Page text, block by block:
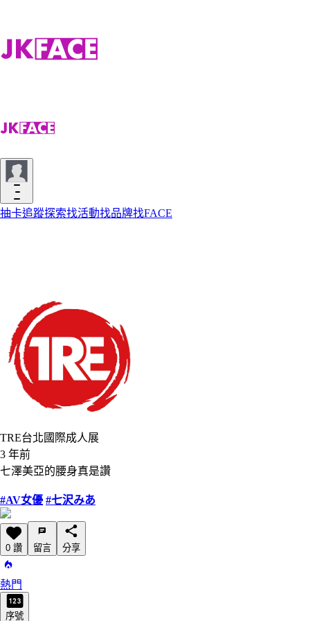
抽卡追蹤探索找活動找品牌找FACE
TRE台北國際成人展
3 年前
七澤美亞的腰身真是讚
#AV女優 #七沢みあ
0 讚 留言 分享
熱門
序號